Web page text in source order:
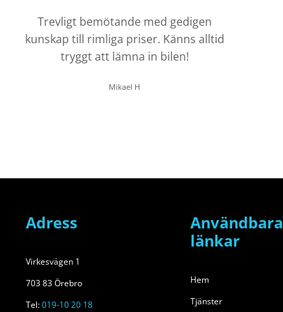
Trevligt bemötande med gedigen
kunskap till rimliga priser. Känns alltid
tryggt att lämna in bilen!
Mikael H
Adress
Virkesvägen 1
703 83 Örebro
Tel:019-10 20 18
Användbara
länkar
Hem
Tjänster